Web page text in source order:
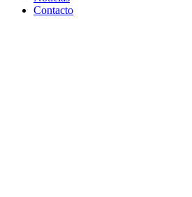
Contacto